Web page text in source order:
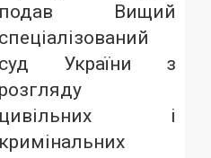
подав Вищий
спеціалізований
суд України з
розгляду
цивільних і
кримінальних